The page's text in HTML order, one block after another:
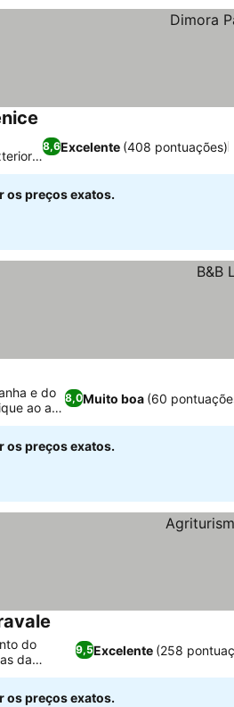
8,6Excelente (408 pontuações)
os preços exatos.
8,0Muito boa (60
e do
ao ar
os preços exatos.
9,5Excelente (258
do
da
os preços exatos.